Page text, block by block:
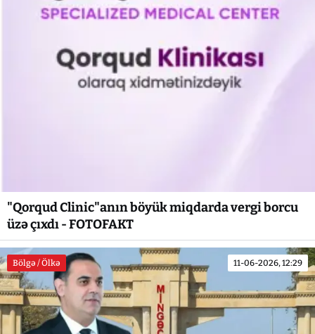
"Qorqud Clinic"anın böyük miqdarda vergi borcu
üzə çıxdı - FOTOFAKT
Bölgə / Ölkə 11-06-2026, 12:29